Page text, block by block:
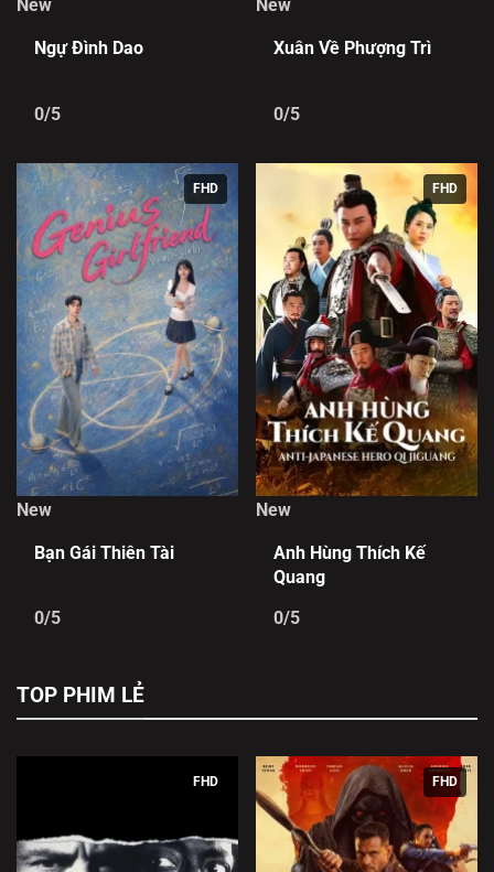
New
Ngự Đình Dao
0/5
New
Xuân Về Phượng Trì
0/5
FHD
New
Bạn Gái Thiên Tài
0/5
FHD
New
Anh Hùng Thích Kế
Quang
0/5
TOP PHIM LẺ
FHD FHD